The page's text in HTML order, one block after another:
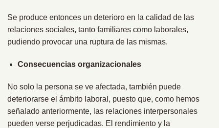
Se produce entonces un deterioro en la calidad de las
relaciones sociales, tanto familiares como laborales,
pudiendo provocar una ruptura de las mismas.
Consecuencias organizacionales
No solo la persona se ve afectada, también puede
deteriorarse el ámbito laboral, puesto que, como hemos
señalado anteriormente, las relaciones interpersonales
pueden verse perjudicadas. El rendimiento y la